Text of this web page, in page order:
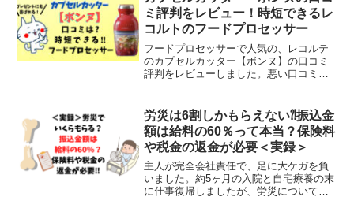
う。人気のランドセルラックread more
ミ評判をレビュー！時短できるレ
コルトのフードプロセッサー
フードプロセッサーで人気の、レコルテ
のカプセルカッター【ボンヌ】の口コミ
評判をレビューしました。悪い口コミと
た。しかしながら、満足度の高い口コミ
の方が多かったです！離乳食read more
労災は6割しかもらえない⁈振込金
額は給料の60％って本当？保険料
や税金の返金が必要＜実録＞
主人が完全会社責任で、足に大ケガを負
いました。約5ヶ月の入院と自宅療養の末
に仕事復帰しましたが、労災について最